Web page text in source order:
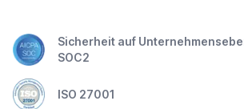
Sicherheit auf
SOC2
ISO 27001